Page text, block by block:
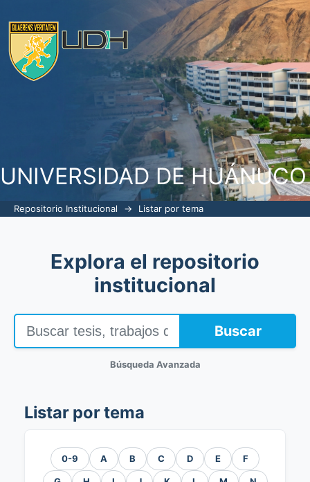
UNIVERSIDAD DE HUÁNUCO
Repositorio Institucional → Listar por tema
Explora el repositorio
institucional
Buscar
Búsqueda Avanzada
Listar por tema
0-9 A B C D E F